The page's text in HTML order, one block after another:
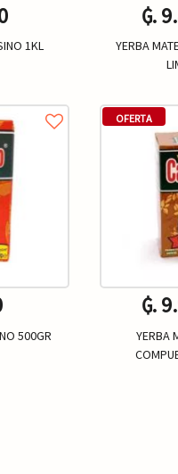
1KL
500GR
₲.
YERBA
OFERTA
₲.
YERBA